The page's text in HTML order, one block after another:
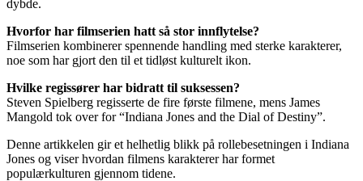
dybde.
Hvorfor har filmserien hatt så stor innflytelse?
Filmserien kombinerer spennende handling med sterke karakterer,
noe som har gjort den til et tidløst kulturelt ikon.
Hvilke regissører har bidratt til suksessen?
Steven Spielberg regisserte de fire første filmene, mens James
Mangold tok over for “Indiana Jones and the Dial of Destiny”.
Denne artikkelen gir et helhetlig blikk på rollebesetningen i Indiana
Jones og viser hvordan filmens karakterer har formet
populærkulturen gjennom tidene.